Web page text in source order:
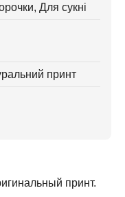
Для сукні
принт
принт.